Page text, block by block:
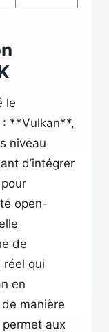
le
: **Vulkan**,
niveau
d’intégrer
open-
de
qui
en
manière
aux